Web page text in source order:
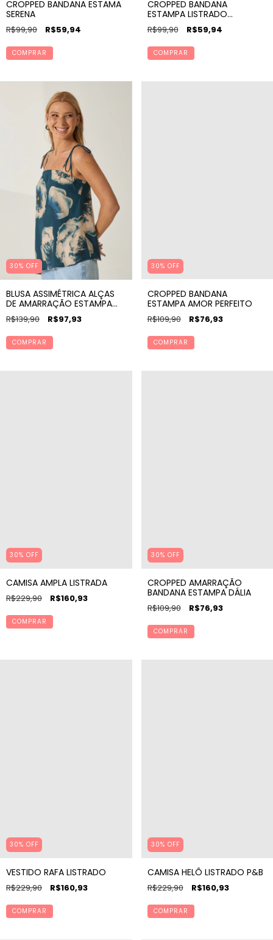
CROPPED BANDANA ESTAMA
SERENA
R$99,90 R$59,94
COMPRAR
CROPPED BANDANA
ESTAMPA LISTRADO
MARAVILHA
R$99,90 R$59,94
COMPRAR
30% OFF
BLUSA ASSIMÉTRICA ALÇAS
DE AMARRAÇÃO ESTAMPA
AMOR PERFEITO
R$139,90 R$97,93
COMPRAR
30% OFF
CROPPED BANDANA
ESTAMPA AMOR PERFEITO
R$109,90 R$76,93
COMPRAR
30% OFF
CAMISA AMPLA LISTRADA
R$229,90 R$160,93
COMPRAR
30% OFF
CROPPED AMARRAÇÃO
BANDANA ESTAMPA DÁLIA
R$109,90 R$76,93
COMPRAR
30% OFF
VESTIDO RAFA LISTRADO
R$229,90 R$160,93
COMPRAR
30% OFF
CAMISA HELÔ LISTRADO P&B
R$229,90 R$160,93
COMPRAR